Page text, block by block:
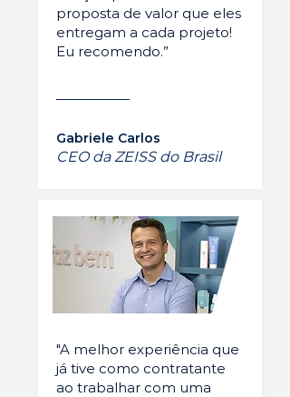
proposta de valor que eles
entregam a cada projeto!
Eu recomendo.”
Gabriele Carlos
CEO da ZEISS do Brasil
"A melhor experiência que
já tive como contratante
ao trabalhar com uma